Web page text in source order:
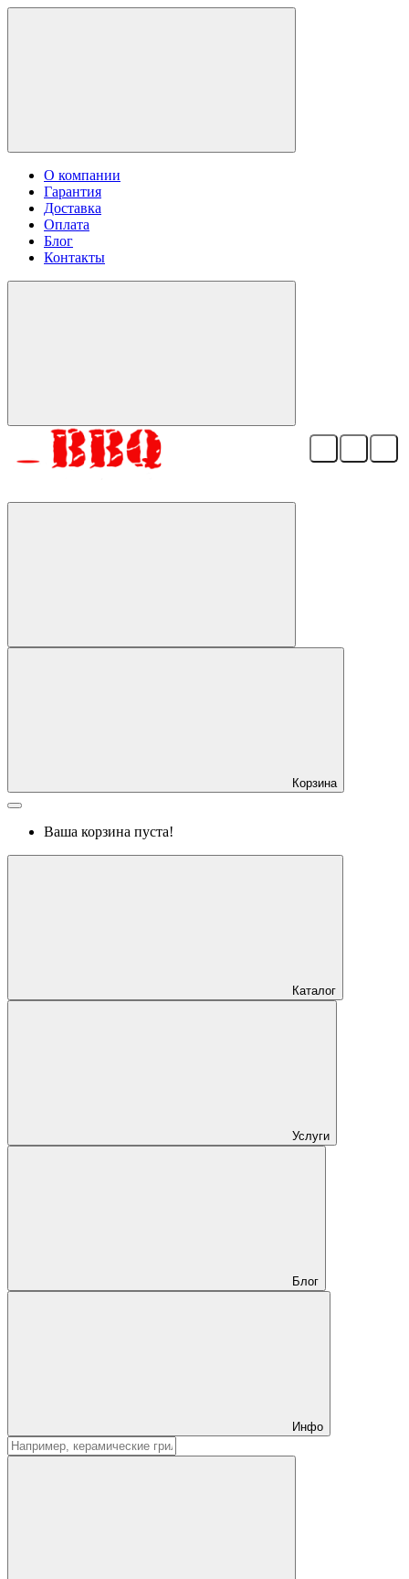
О компании
Гарантия
Доставка
Оплата
Блог
Контакты
Корзина
Ваша корзина пуста!
Каталог
Услуги
Блог
Инфо